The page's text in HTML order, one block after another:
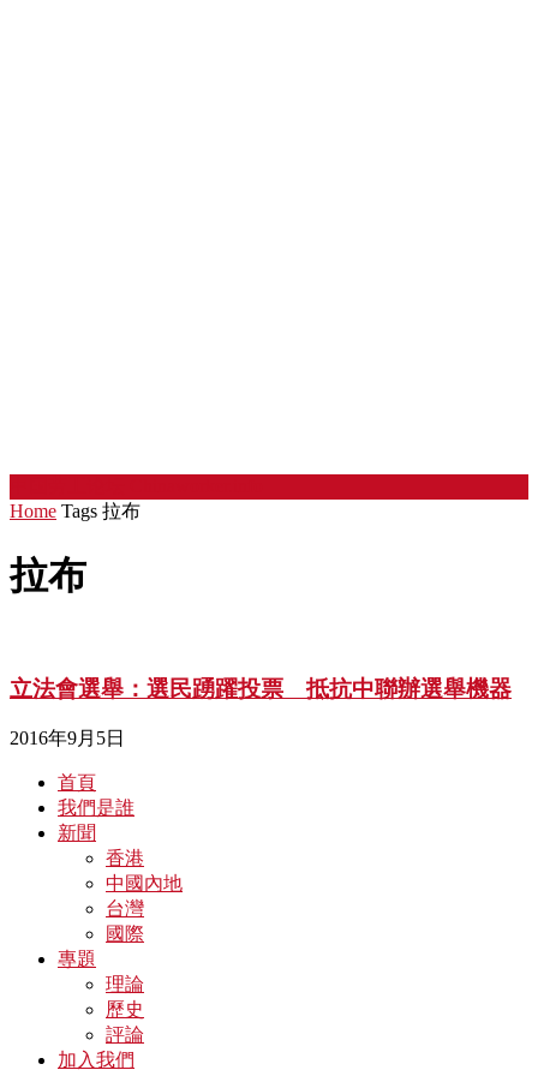
Home Tags 拉布
拉布
立法會選舉：選民踴躍投票 抵抗中聯辦選舉機器
2016年9月5日
首頁
我們是誰
新聞
香港
中國內地
台灣
國際
專題
理論
歷史
評論
加入我們